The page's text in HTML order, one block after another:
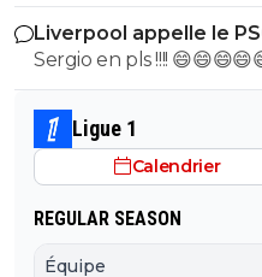
Liverpool appelle le
Sergio en pls !!!!
Ligue 1
Calendrier
REGULAR SEASON
Équipe